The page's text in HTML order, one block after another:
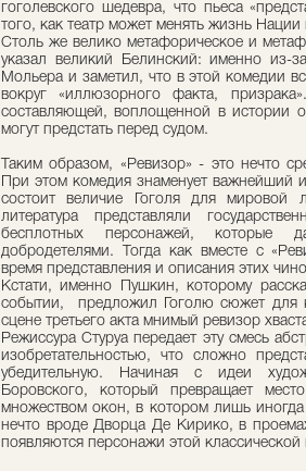
гоголевского шедевра, что пьеса
того, как театр может менять жизнь Нации
Столь же велико метафорическое и
указал великий Белинский: именно из-
Мольера и заметил, что в этой комедии
вокруг «иллюзорного факта,
составляющей, воплощенной в истории
могут предстать перед судом.
Таким образом, «Ревизор» - это нечто
При этом комедия знаменует важнейший
состоит величие Гоголя для мировой
литература представляли
бесплотных персонажей, которые
добродетелями. Тогда как вместе с
время представления и описания этих
Кстати, именно Пушкин, которому
событии, предложил Гоголю сюжет для
сцене третьего акта мнимый ревизор
Режиссура Стуруа передает эту смесь
изобретательностью, что сложно
убедительную. Начиная с идеи
Боровского, который превращает
множеством окон, в котором лишь иногда
нечто вроде Дворца Де Кирико, в
появляются персонажи этой классической